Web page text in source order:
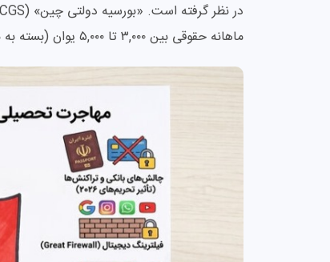
ماهانه حقوقی بین ۳,۰۰۰ تا ۵,۰۰۰ یوان (بسته به مقطع تحصیلی) به شما پرداخت می‌کند!